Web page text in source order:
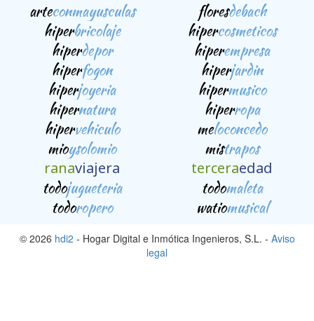
arteconmayusculas floresdebach
hiperbricolaje hipercosmeticos
hiperdepor hiperempresa
hiperfogon hiperjardin
hiperjoyeria hipermusico
hipernatura hiperropa
hipervehiculo meloconcedo
mioysolomio mistrapos
ranaviajera terceraedad
todojugueteria todomaleta
todoropero watiomusical
© 2026 hdi2 - Hogar Digital e Inmótica Ingenieros, S.L. - Aviso
legal